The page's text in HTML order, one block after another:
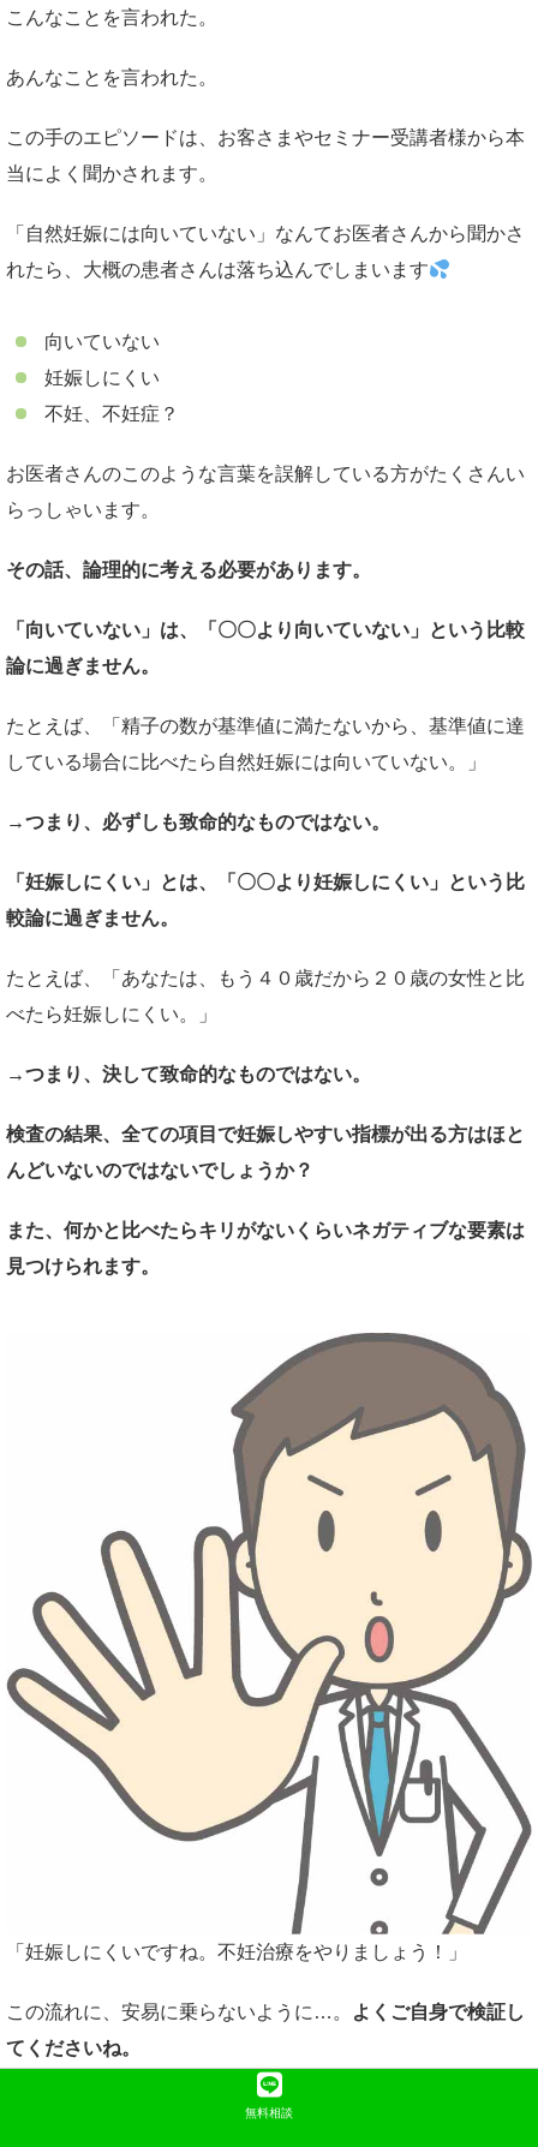
こんなことを言われた。
あんなことを言われた。
この手のエピソードは、お客さまやセミナー受講者様から本
当によく聞かされます。
「自然妊娠には向いていない」なんてお医者さんから聞かさ
れたら、大概の患者さんは落ち込んでしまいます
向いていない
妊娠しにくい
不妊、不妊症？
お医者さんのこのような言葉を誤解している方がたくさんい
らっしゃいます。
その話、論理的に考える必要があります。
「向いていない」は、「〇〇より向いていない」という比較
論に過ぎません。
たとえば、「精子の数が基準値に満たないから、基準値に達
している場合に比べたら自然妊娠には向いていない。」
→つまり、必ずしも致命的なものではない。
「妊娠しにくい」とは、「〇〇より妊娠しにくい」という比
較論に過ぎません。
たとえば、「あなたは、もう４０歳だから２０歳の女性と比
べたら妊娠しにくい。」
→つまり、決して致命的なものではない。
検査の結果、全ての項目で妊娠しやすい指標が出る方はほと
んどいないのではないでしょうか？
また、何かと比べたらキリがないくらいネガティブな要素は
見つけられます。
「妊娠しにくいですね。不妊治療をやりましょう！」
この流れに、安易に乗らないように…。
よくご自身で検証し
てくださいね。
どのような妊活に取り組むのかの最終的な判断・決定権は、
無料相談